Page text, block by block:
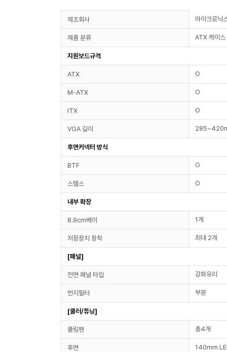
제조회사 마이크로닉
제품 분류 ATX 케이스
지원보드규격
ATX O
M-ATX O
ITX O
VGA 길이
후면커넥터 방식
BTF O
스텔스 O
내부 확장
8.9cm베이 1개
저장장치 장착 최대 2개
[패널]
전면 패널 타입 강화유리
먼지필터 부분
[쿨러/튜닝]
쿨링팬 총4개
후면 140mm